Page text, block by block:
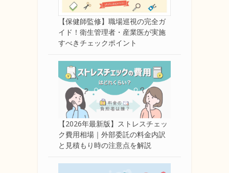
【保健師監修】職場巡視の完全ガ
イド！衛生管理者・産業医が実施
すべきチェックポイント
【2026年最新版】ストレスチェッ
ク費用相場｜外部委託の料金内訳
と見積もり時の注意点を解説